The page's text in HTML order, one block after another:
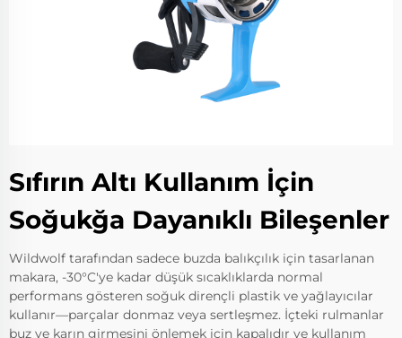
Sıfırın Altı Kullanım İçin
Soğukğa Dayanıklı Bileşenler
Wildwolf tarafından sadece buzda balıkçılık için tasarlanan
makara, -30°C'ye kadar düşük sıcaklıklarda normal
performans gösteren soğuk dirençli plastik ve yağlayıcılar
kullanır—parçalar donmaz veya sertleşmez. İçteki rulmanlar
buz ve karın girmesini önlemek için kapalıdır ve kullanım